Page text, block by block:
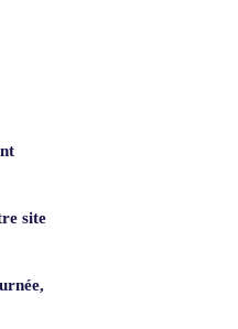
site